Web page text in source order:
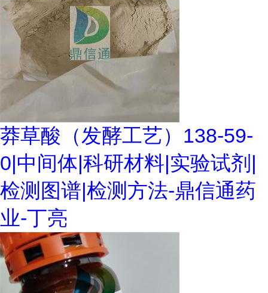
莽草酸（发酵工艺）138-59-
0|中间体|科研材料|实验试剂|
检测图谱|检测方法-鼎信通药
业-丁亮